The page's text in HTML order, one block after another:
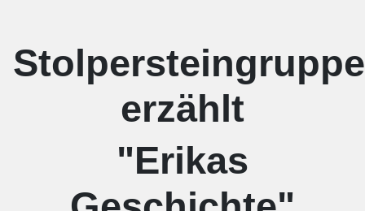
Stolpersteingruppe
erzählt
"Erikas